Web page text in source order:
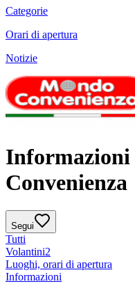
Categorie
Orari di apertura
Notizie
Informazioni
Convenienza
Segui
Tutti
Volantini2
Luoghi, orari di apertura
Informazioni